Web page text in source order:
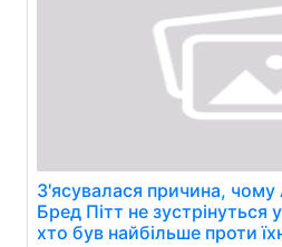
З'ясувалася причина,
Бред Пітт не зустрінуться
хто був найбільше проти